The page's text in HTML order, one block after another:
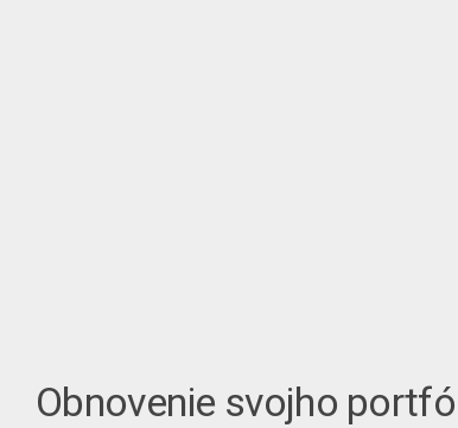
Obnovenie svojho